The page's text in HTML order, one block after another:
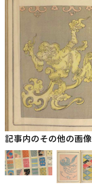
記事内のその他の画像